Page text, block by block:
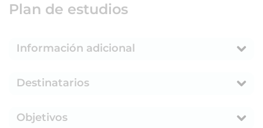
Plan de estudios
Información adicional
Destinatarios
Objetivos